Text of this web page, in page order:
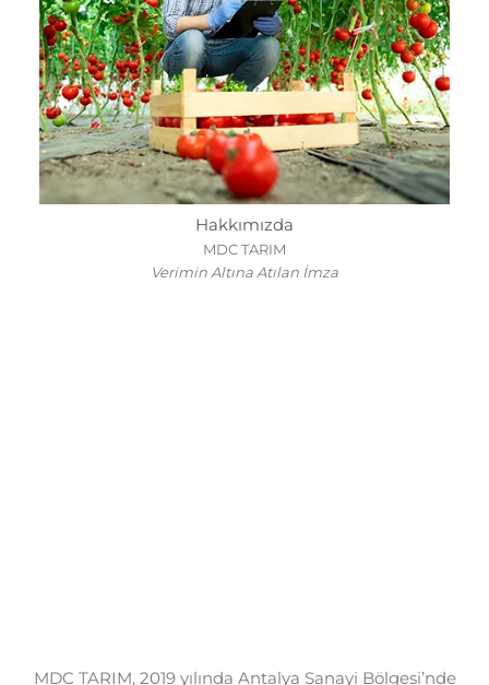
Hakkımızda
MDC TARIM
Verimin Altına Atılan İmza
MDC TARIM, 2019 yılında Antalya Sanayi Bölgesi’nde